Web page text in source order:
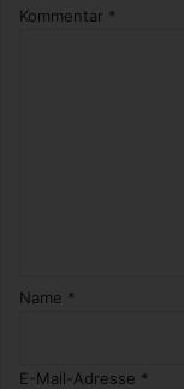
Kommentar *
Name *
E-Mail-Adresse *